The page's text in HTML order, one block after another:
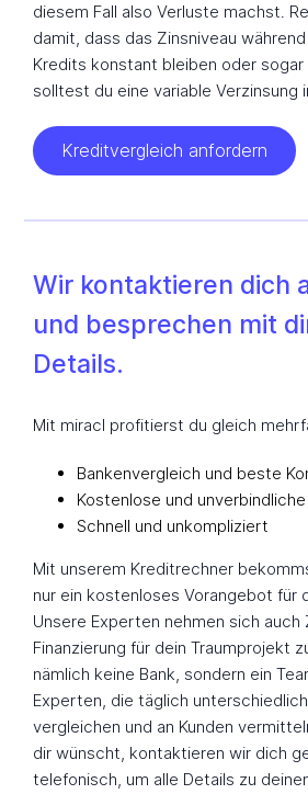
diesem Fall also Verluste machst.
damit, dass das Zinsniveau
Kredits konstant bleiben oder sogar
solltest du eine variable Verzinsung
Kreditvergleich anfordern
Wir kontaktieren dich
und besprechen mit
Details.
Mit miracl profitierst du gleich
Bankenvergleich und beste
Kostenlose und
Schnell und unkompliziert
Mit unserem Kreditrechner
nur ein kostenloses Vorangebot für
Unsere Experten nehmen sich
Finanzierung für dein Traumprojekt
nämlich keine Bank, sondern ein
Experten, die täglich
vergleichen und an Kunden
dir wünscht, kontaktieren wir dich
telefonisch, um alle Details zu